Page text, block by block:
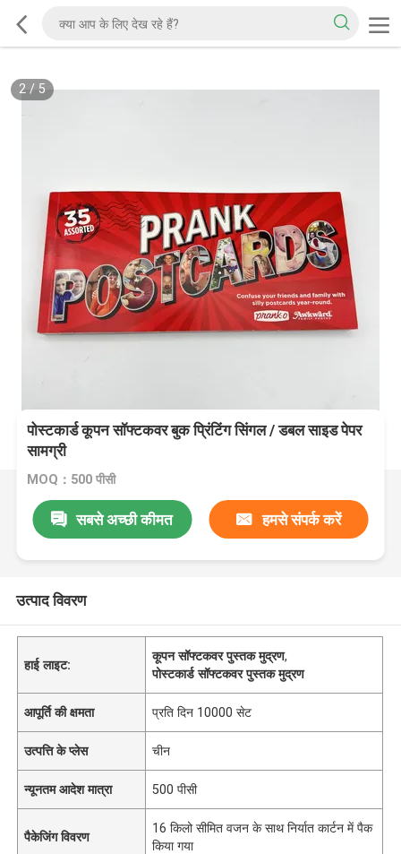
2/ 5
पोस्टकार्ड कूपन सॉफ्टकवर बुक प्रिंटिंग सिंगल / डबल साइड पेपर
सामग्री
MOQ：500 पीसी
सबसे अच्छी कीमत हमसे संपर्क करें
उत्पाद विवरण
हाई लाइट:
कूपन सॉफ्टकवर पुस्तक मुद्रण,
पोस्टकार्ड सॉफ्टकवर पुस्तक मुद्रण
आपूर्ति की क्षमता प्रति दिन 10000 सेट
उत्पत्ति के प्लेस चीन
न्यूनतम आदेश मात्रा 500 पीसी
पैकेजिंग विवरण
16 किलो सीमित वजन के साथ निर्यात कार्टन में पैक
किया गया